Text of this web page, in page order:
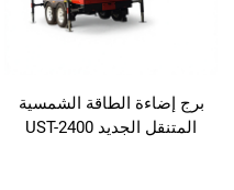
برج إضاءة الطاقة الشمسية
المتنقل الجديد UST-2400